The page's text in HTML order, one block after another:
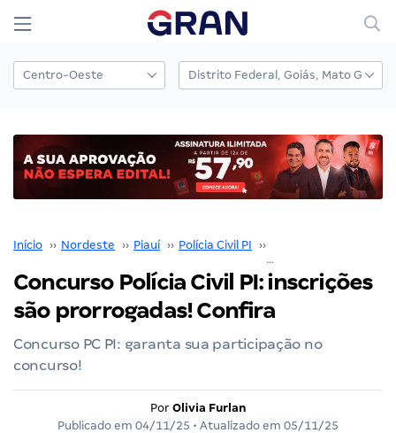
Início ›› Nordeste ›› Piauí ›› Polícia Civil PI ››
Concurso Polícia Civil PI: inscrições
são prorrogadas! Confira
Concurso PC PI: garanta sua participação no
concurso!
Por Olivia Furlan
Publicado em 04/11/25 • Atualizado em 05/11/25